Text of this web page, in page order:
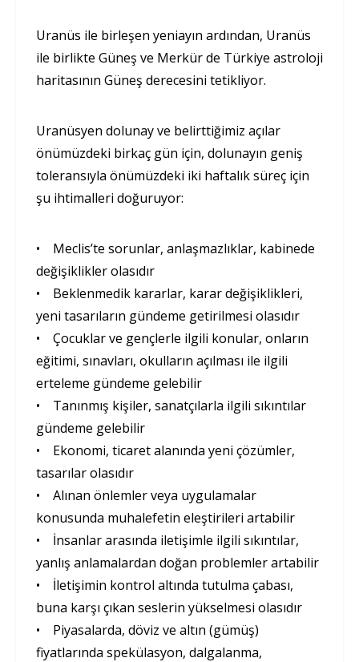
Uranüs ile birleşen yeniayın ardından, Uranüs
ile birlikte Güneş ve Merkür de Türkiye astroloji
haritasının Güneş derecesini tetikliyor.
Uranüsyen dolunay ve belirttiğimiz açılar
önümüzdeki birkaç gün için, dolunayın geniş
toleransıyla önümüzdeki iki haftalık süreç için
şu ihtimalleri doğuruyor:
• Meclis’te sorunlar, anlaşmazlıklar, kabinede
değişiklikler olasıdır
• Beklenmedik kararlar, karar değişiklikleri,
yeni tasarıların gündeme getirilmesi olasıdır
• Çocuklar ve gençlerle ilgili konular, onların
eğitimi, sınavları, okulların açılması ile ilgili
erteleme gündeme gelebilir
• Tanınmış kişiler, sanatçılarla ilgili sıkıntılar
gündeme gelebilir
• Ekonomi, ticaret alanında yeni çözümler,
tasarılar olasıdır
• Alınan önlemler veya uygulamalar
konusunda muhalefetin eleştirileri artabilir
• İnsanlar arasında iletişimle ilgili sıkıntılar,
yanlış anlamalardan doğan problemler artabilir
• İletişimin kontrol altında tutulma çabası,
buna karşı çıkan seslerin yükselmesi olasıdır
• Piyasalarda, döviz ve altın (gümüş)
fiyatlarında spekülasyon, dalgalanma,